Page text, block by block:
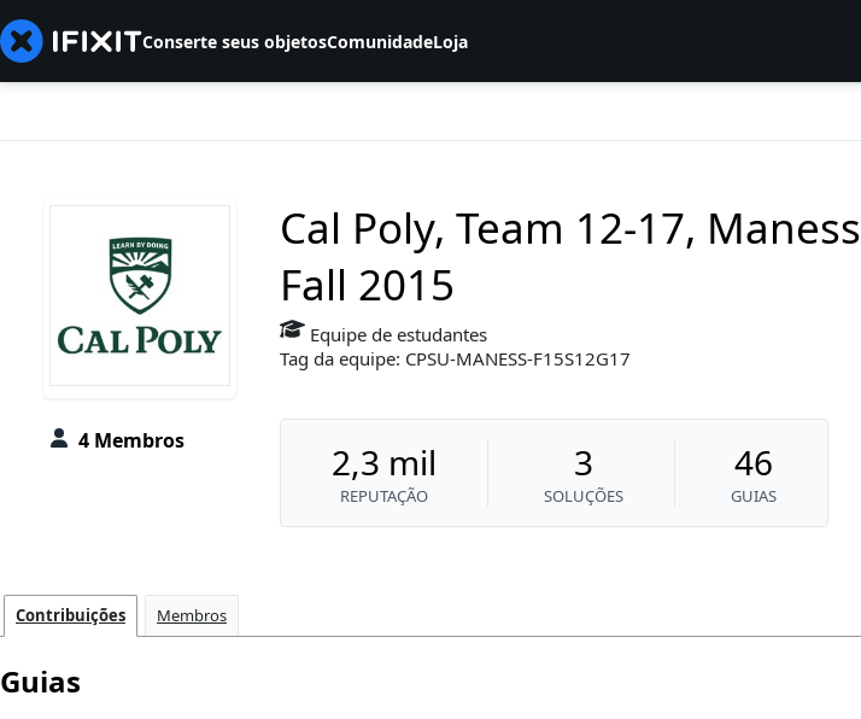
Conserte seus objetosComunidadeLoja
4 Membros
Cal Poly, Team 12-17, Maness
Fall 2015
Equipe de estudantes
Tag da equipe: CPSU-MANESS-F15S12G17
2,3 mil
REPUTAÇÃO
3
SOLUÇÕES
46
GUIAS
Contribuições Membros
Guias